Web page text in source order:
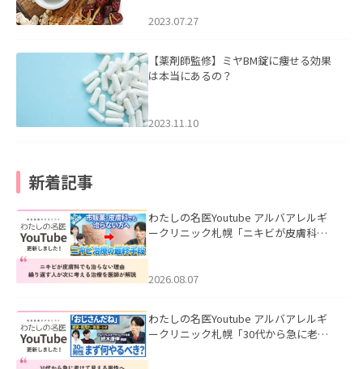
2023.07.27
【薬剤師監修】ミヤBM錠に痩せる効果
は本当にあるの？
2023.11.10
新着記事
わたしの名医Youtube アルバアレルギ
ークリニック札幌「ニキビが皮膚科で
ました。
2026.08.07
わたしの名医Youtube アルバアレルギ
ークリニック札幌「30代から急に老け